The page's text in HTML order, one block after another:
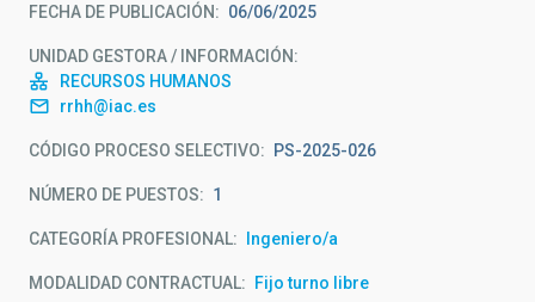
FECHA DE PUBLICACIÓN 06/06/2025
UNIDAD GESTORA / INFORMACIÓN
RECURSOS HUMANOS
rrhh@iac.es
CÓDIGO PROCESO SELECTIVO PS-2025-026
NÚMERO DE PUESTOS 1
CATEGORÍA PROFESIONAL Ingeniero/a
MODALIDAD CONTRACTUAL Fijo turno libre